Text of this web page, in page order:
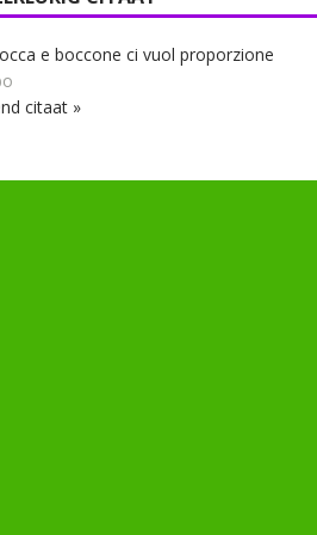
e boccone ci vuol proporzione
citaat »